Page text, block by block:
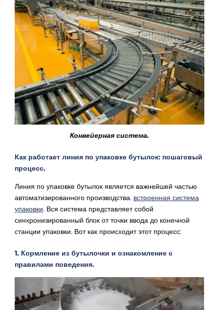
Конвейерная система.
Как работает линия по упаковке бутылок: пошаговый
процесс.
Линия по упаковке бутылок является важнейшей частью
автоматизированного производства. встроенная система
упаковки. Вся система представляет собой
синхронизированный блок от точки ввода до конечной
станции упаковки. Вот как происходит этот процесс:
1. Кормление из бутылочки и ознакомление с
правилами поведения.